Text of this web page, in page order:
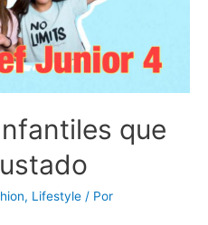
que
, Lifestyle / Por